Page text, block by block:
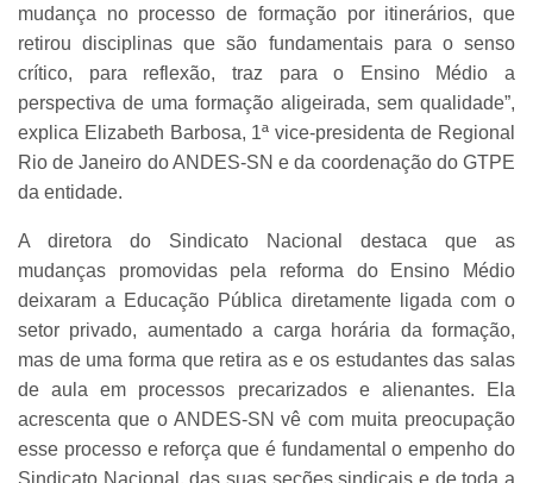
mudança no processo de formação por itinerários, que
retirou disciplinas que são fundamentais para o senso
crítico, para reflexão, traz para o Ensino Médio a
perspectiva de uma formação aligeirada, sem qualidade”,
explica Elizabeth Barbosa, 1ª vice-presidenta de Regional
Rio de Janeiro do ANDES-SN e da coordenação do GTPE
da entidade.
A diretora do Sindicato Nacional destaca que as
mudanças promovidas pela reforma do Ensino Médio
deixaram a Educação Pública diretamente ligada com o
setor privado, aumentado a carga horária da formação,
mas de uma forma que retira as e os estudantes das salas
de aula em processos precarizados e alienantes. Ela
acrescenta que o ANDES-SN vê com muita preocupação
esse processo e reforça que é fundamental o empenho do
Sindicato Nacional, das suas seções sindicais e de toda a